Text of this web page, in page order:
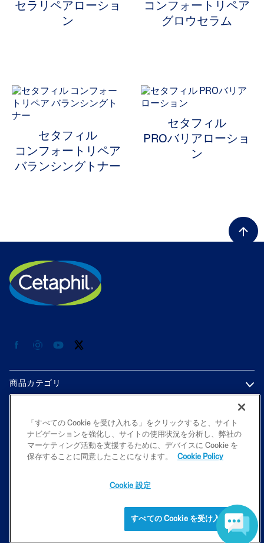
ALL FILTERS
製品タイプから選ぶ
厳選された配合成分
製品タイプから選ぶで絞り込み: 厳選された配合成分
ヒアルロン酸
お悩みから選ぶ
シリーズから選ぶ
セラリペアローショ
ン
コンフォートリペア
グロウセラム
セタフィル
コンフォートリペア
バランシングトナー
セタフィル
PROバリアローショ
ン
商品カテゴリ
プライバシーポリシー
2026 Galderma K.K. All rights reserved. All trademarks are the property
「すべての Cookie を受け入れる」をクリックすると、サイト
ナビゲーションを強化し、サイトの使用状況を分析し、弊社の
マーケティング活動を支援するために、デバイスに Cookie を
保存することに同意したことになります。
Cookie Policy
Cookie 設定
すべての Cookie を受け入れる